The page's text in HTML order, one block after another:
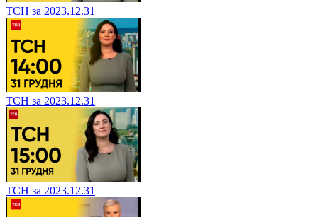
ТСН за 2023.12.31
ТСН за 2023.12.31
ТСН за 2023.12.31